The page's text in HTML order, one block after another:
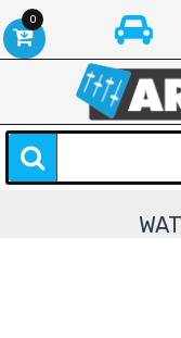
0